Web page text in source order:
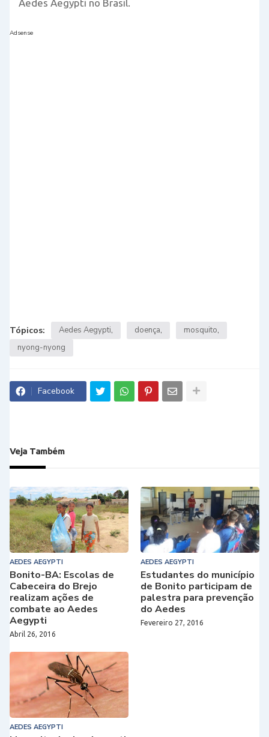
Aedes Aegypti no Brasil.
Adsense
Tópicos: Aedes Aegypti doença
mosquito
nyong-nyong
Facebook
Veja Também
AEDES AEGYPTI
Bonito-BA: Escolas de
Cabeceira do Brejo
realizam ações de
combate ao Aedes
Aegypti
Abril 26, 2016
AEDES AEGYPTI
Estudantes do município
de Bonito participam de
palestra para prevenção
do Aedes
Fevereiro 27, 2016
AEDES AEGYPTI